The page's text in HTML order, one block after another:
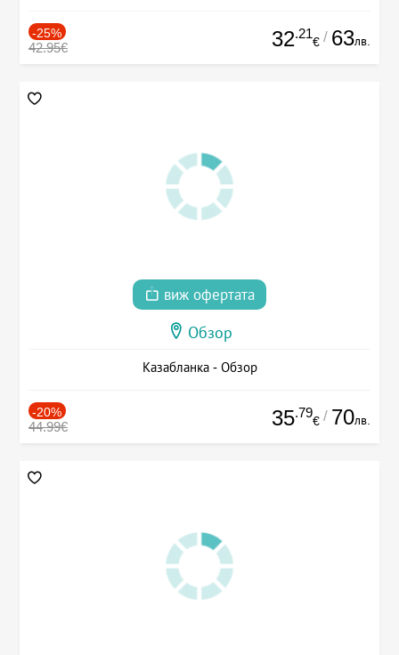
-25%
42.95€ 32.21
€ / 63лв.
виж офертата
Обзор
Казабланка - Обзор
-20%
44.99€ 35.79
€ / 70лв.